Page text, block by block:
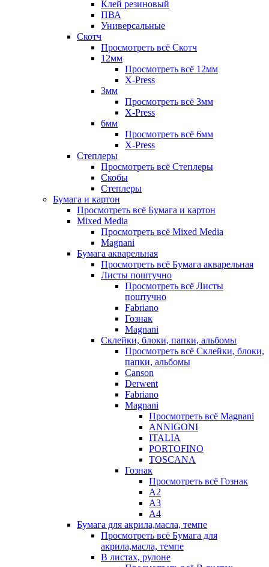
Клей резиновый
ПВА
Универсальные
Скотч
Просмотреть всё Скотч
12мм
Просмотреть всё 12мм
X-Press
3мм
Просмотреть всё 3мм
X-Press
6мм
Просмотреть всё 6мм
X-Press
Степлеры
Просмотреть всё Степлеры
Скобы
Степлеры
Бумага и картон
Просмотреть всё Бумага и картон
Mixed Media
Просмотреть всё Mixed Media
Magnani
Бумага акварельная
Просмотреть всё Бумага акварельная
Листы поштучно
Просмотреть всё Листы
поштучно
Fabriano
Гознак
Magnani
Склейки, блоки, папки, альбомы
Просмотреть всё Склейки, блоки,
папки, альбомы
Canson
Derwent
Fabriano
Magnani
Просмотреть всё Magnani
ANNIGONI
ITALIA
PORTOFINO
TOSCANA
Гознак
Просмотреть всё Гознак
А2
А3
А4
Бумага для акрила,масла, темпе
Просмотреть всё Бумага для
акрила,масла, темпе
В листах, рулоне